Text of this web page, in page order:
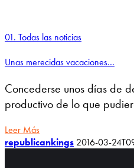
01. Todas las noticias
Unas merecidas vacaciones…
Concederse unos días de
productivo de lo que
Leer Más
republicankings 2016-03-